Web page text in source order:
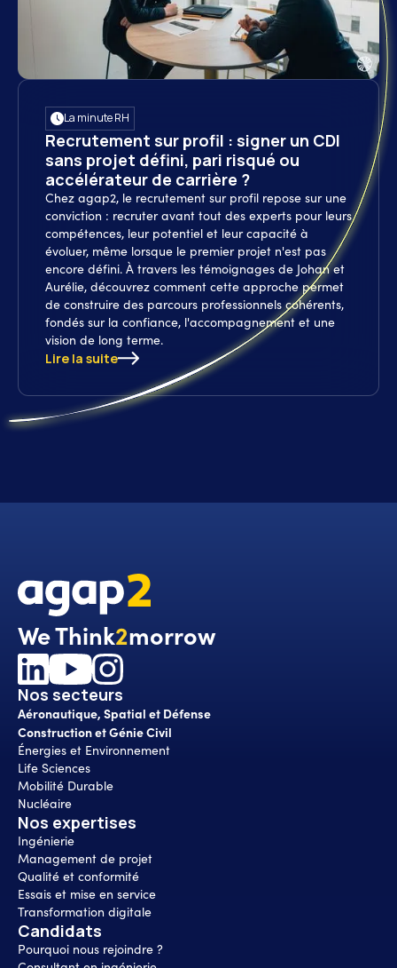
La minute RH
Recrutement sur profil : signer un CDI
sans projet défini, pari risqué ou
accélérateur de carrière ?
Chez agap2, le recrutement sur profil repose sur une
conviction : recruter avant tout des experts pour leurs
compétences, leur potentiel et leur capacité à
évoluer, même lorsque le premier projet n'est pas
encore défini. À travers les témoignages de Johan et
Aurélie, découvrez comment cette approche permet
de construire des parcours professionnels cohérents,
fondés sur la confiance, l'accompagnement et une
vision de long terme.
Lire la suite
We Think2morrow
Nos secteurs
Aéronautique, Spatial et Défense
Construction et Génie Civil
Énergies et Environnement
Life Sciences
Mobilité Durable
Nucléaire
Nos expertises
Ingénierie
Management de projet
Qualité et conformité
Essais et mise en service
Transformation digitale
Candidats
Pourquoi nous rejoindre ?